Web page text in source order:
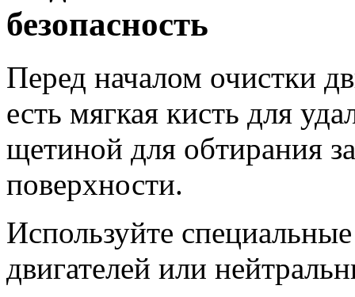
безопасность
Перед началом очистки
есть мягкая кисть для
щетиной для обтирания
поверхности.
Используйте
двигателей или